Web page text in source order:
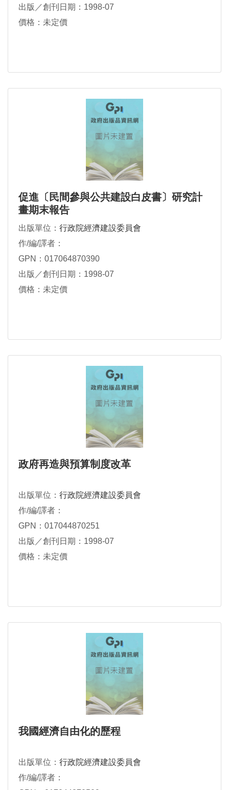
出版／創刊日期：1998-07
價格：未定價
促進〔民間參與公共建設白皮書〕研究計
畫期末報告
出版單位： 行政院經濟建設委員會
作/編/譯者：
GPN：017064870390
出版／創刊日期：1998-07
價格：未定價
政府再造與預算制度改革
出版單位： 行政院經濟建設委員會
作/編/譯者：
GPN：017044870251
出版／創刊日期：1998-07
價格：未定價
我國經濟自由化的歷程
出版單位： 行政院經濟建設委員會
作/編/譯者：